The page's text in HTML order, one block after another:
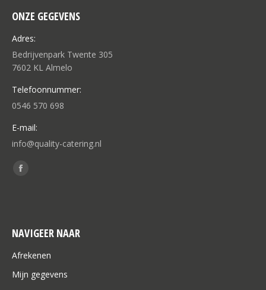
ONZE GEGEVENS
Adres:
Bedrijvenpark Twente 305
7602 KL Almelo
Telefoonnummer:
0546 570 698
E-mail:
info@quality-catering.nl
Vind ons op:
Facebook
new
window
NAVIGEER NAAR
Afrekenen
Mijn gegevens